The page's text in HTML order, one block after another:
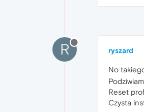
R ryszard
No
Reset
Czysta